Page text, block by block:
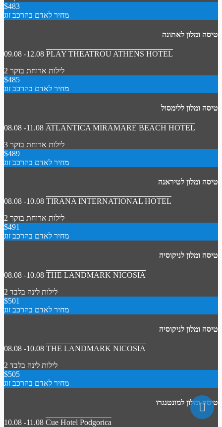
$483
מחיר לאדם בהרכב זוג
טיסה ומלון לאתונה
09.08 -12.08 PLAY THEATROU ATHENS HOTEL
2 לילות ארוחת בוקר
$485
מחיר לאדם בהרכב זוג
טיסה ומלון ללימסול
08.08 -11.08 ATLANTICA MIRAMARE BEACH HOTEL
3 לילות ארוחת בוקר
$489
מחיר לאדם בהרכב זוג
טיסה ומלון לטיראנה
08.08 -10.08 TIRANA INTERNATIONAL HOTEL
2 לילות ארוחת בוקר
$491
מחיר לאדם בהרכב זוג
טיסה ומלון לניקוסיה
08.08 -10.08 THE LANDMARK NICOSIA
2 לילות לינה בלבד
$501
מחיר לאדם בהרכב זוג
טיסה ומלון לניקוסיה
08.08 -10.08 THE LANDMARK NICOSIA
2 לילות לינה בלבד
$505
מחיר לאדם בהרכב זוג
טיסה ומלון למונטנגרו
10.08 -11.08 Cue Hotel Podgorica